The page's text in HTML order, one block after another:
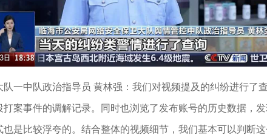
一中队政治指导员 黄林强：我们对视频提及的纠纷进行了
案事件的调解记录。同时也浏览了发布账号的历史数据，
是比较浮夸的。结合整体的视频细节，我们基本可以判断